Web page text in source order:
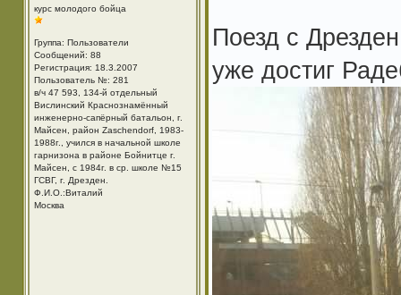
курс молодого бойца
Группа: Пользователи
Сообщений: 88
Регистрация: 18.3.2007
Пользователь №: 281
в/ч 47 593, 134-й отдельный
Вислинский Краснознамённый
инженерно-сапёрный батальон, г.
Майсен, район Zaschendorf, 1983-
1988г., учился в начальной школе
гарнизона в районе Бойнитце г.
Майсен, с 1984г. в ср. школе №15
ГСВГ, г. Дрезден.
Ф.И.О.:Виталий
Москва
Поезд с
уже достиг